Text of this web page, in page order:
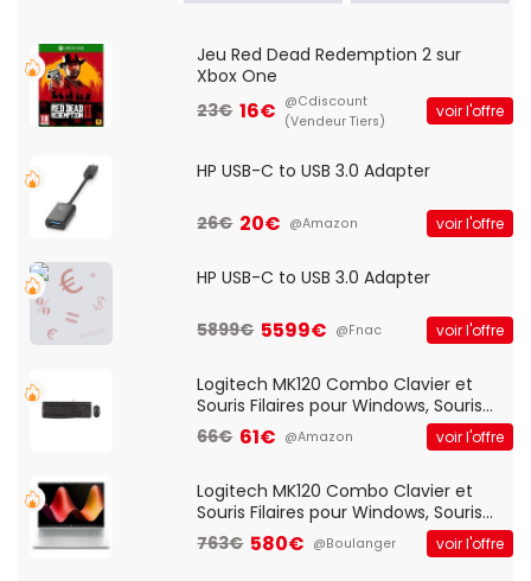
Jeu Red Dead Redemption 2 sur
Xbox One
23€ 16€ @Cdiscount
(Vendeur Tiers)
voir l'offre
HP USB-C to USB 3.0 Adapter
26€ 20€ @Amazon voir l'offre
HP USB-C to USB 3.0 Adapter
5899€ 5599€ @Fnac voir l'offre
Logitech MK120 Combo Clavier et
Souris Filaires pour Windows, Souris
Optique Filaire, Connexion USB Plug
And Play, Confortable, Taille
QWERTY UK - Noir
66€ 61€ @Amazon voir l'offre
Logitech MK120 Combo Clavier et
Souris Filaires pour Windows, Souris
Optique Filaire, Connexion USB Plug
And Play, Confortable, Taille
763€ 580€ @Boulanger voir l'offre